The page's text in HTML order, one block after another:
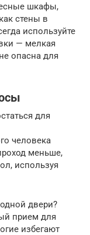
шкафы,
стены в
используйте
— мелкая
опасна для
для
человека
меньше,
используя
двери?
прием для
избегают